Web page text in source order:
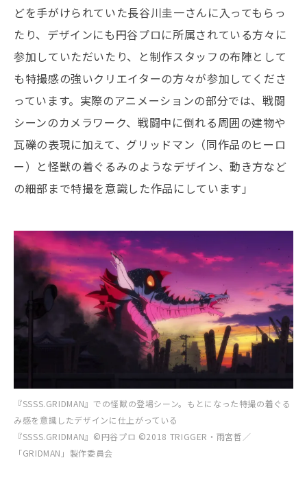
どを手がけられていた長谷川圭一さんに入ってもらっ
たり、デザインにも円谷プロに所属されている方々に
参加していただいたり、と制作スタッフの布陣として
も特撮感の強いクリエイターの方々が参加してくださ
っています。実際のアニメーションの部分では、戦闘
シーンのカメラワーク、戦闘中に倒れる周囲の建物や
瓦礫の表現に加えて、グリッドマン（同作品のヒーロ
ー）と怪獣の着ぐるみのようなデザイン、動き方など
の細部まで特撮を意識した作品にしています」
『SSSS.GRIDMAN』での怪獣の登場シーン。もとになった特撮の着ぐる
み感を意識したデザインに仕上がっている
『SSSS.GRIDMAN』©円谷プロ ©2018 TRIGGER・雨宮哲／
「GRIDMAN」製作委員会